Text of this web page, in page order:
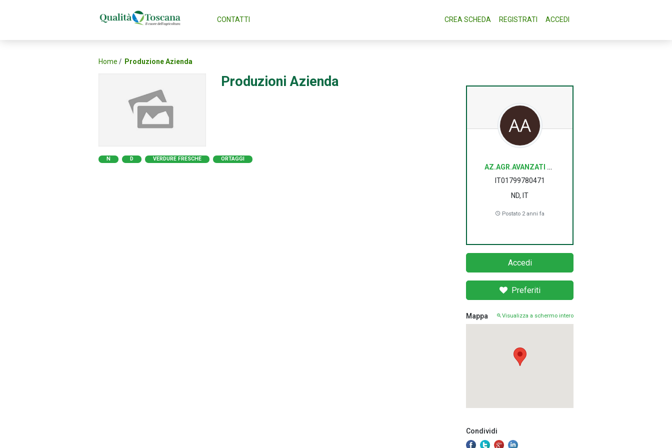
CONTATTI CREA SCHEDA REGISTRATI ACCEDI
Home Produzione Azienda
Produzioni Azienda
N D VERDURE FRESCHE ORTAGGI
AZ.AGR.AVANZATI ALESSANDRO
IT01799780471
ND, IT
Postato 2 anni fa
Accedi
Preferiti
Mappa Visualizza a schermo intero
Condividi